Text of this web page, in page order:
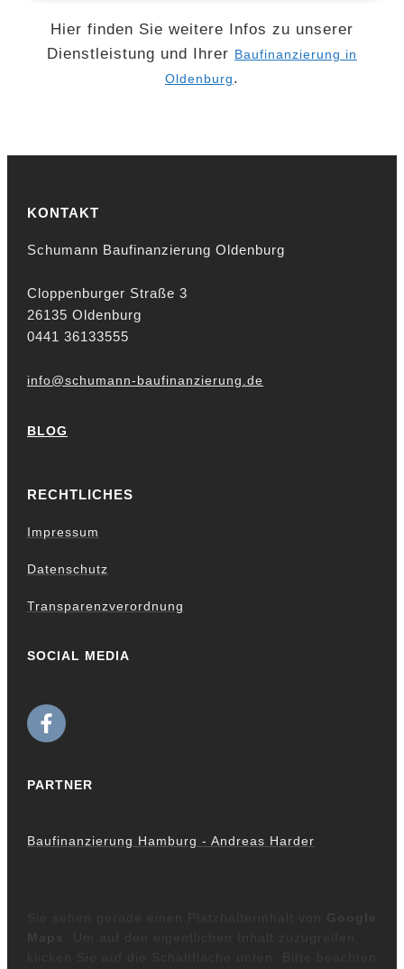
Hier finden Sie weitere Infos zu unserer
Dienstleistung und Ihrer Baufinanzierung in
Oldenburg.
KONTAKT
Schumann Baufinanzierung Oldenburg
Cloppenburger Straße 3
26135 Oldenburg
0441 36133555
info@schumann-baufinanzierung.de
BLOG
RECHTLICHES
Impressum
Datenschutz
Transparenzverordnung
SOCIAL MEDIA
PARTNER
Baufinanzierung Hamburg - Andreas Harder